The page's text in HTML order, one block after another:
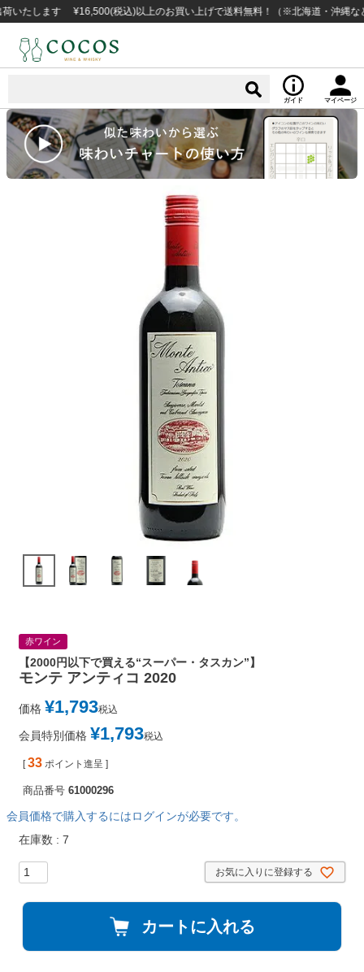
ます ¥16,500(税込)以上のお買い上げで送料無料！（※北海道・沖縄など一部
ガイド マイページ
赤ワイン
【2000円以下で買える“スーパー・タスカン”】
モンテ アンティコ 2020
価格 ¥1,793税込
会員特別価格 ¥1,793税込
[ 33 ポイント進呈 ]
商品番号 61000296
会員価格で購入するにはログインが必要です。
在庫数
7
お気に入りに登録する
カートに入れる